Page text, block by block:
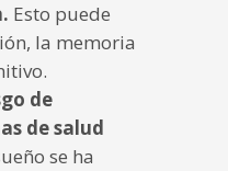
Esto puede
la memoria
de
de salud
se ha